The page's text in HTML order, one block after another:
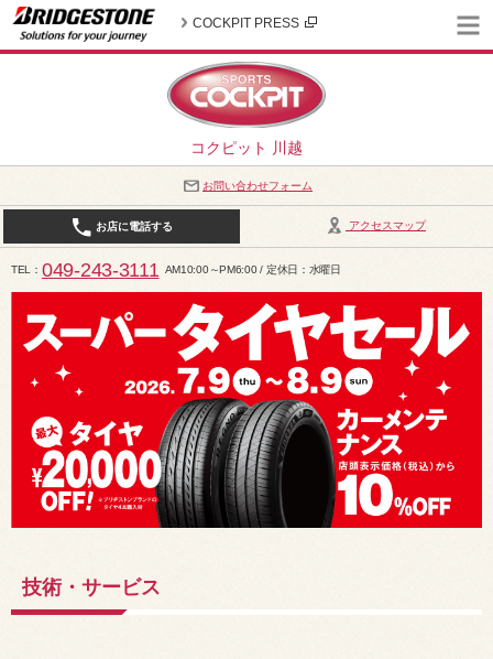
コクピット 川越
COCKPIT PRESS
お問い合わせフォーム
アクセスマップ
お店に電話する
TEL 049-243-3111 AM10:00～PM6:00 / 定休日：水曜日
技術・サービス